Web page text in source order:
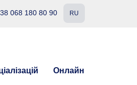
068 180 80 90 RU
Онлайн